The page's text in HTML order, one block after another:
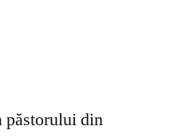
păstorului din